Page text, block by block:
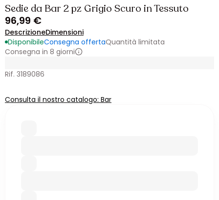
Sedie da Bar 2 pz Grigio Scuro in Tessuto
96,99 €
DescrizioneDimensioni
DisponibileConsegna offertaQuantità limitata
Consegna in 8 giorni
Rif. 3189086
Consulta il nostro catalogo: Bar